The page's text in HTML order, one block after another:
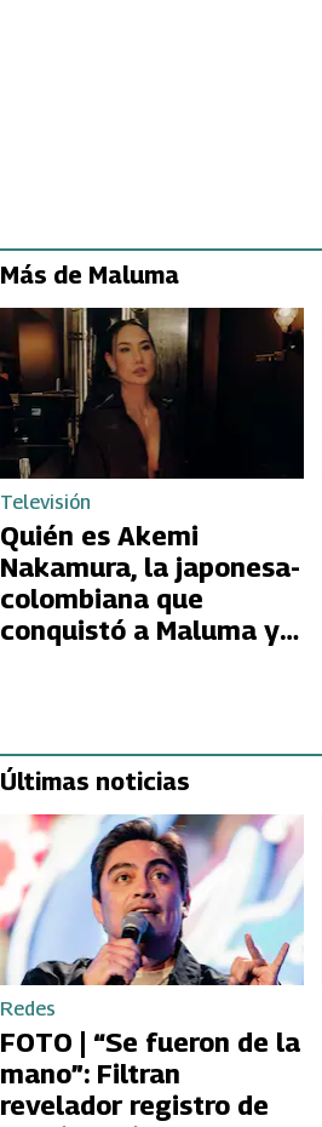
Más de Maluma
Televisión
Quién es Akemi
Nakamura, la japonesa-
colombiana que
conquistó a Maluma y
Últimas noticias
Redes
FOTO | “Se fueron de la
mano”: Filtran
revelador registro de